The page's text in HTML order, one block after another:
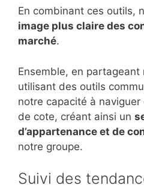
En combinant ces outils,
image plus claire des
marché.
Ensemble, en partageant
utilisant des outils
notre capacité à
de cote, créant ainsi un
d’appartenance et de
notre groupe.
Suivi des